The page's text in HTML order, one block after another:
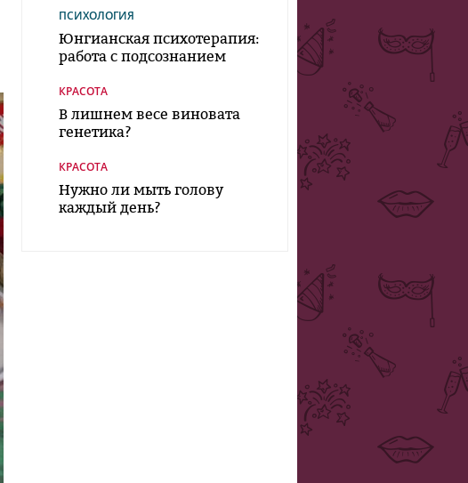
ПСИХОЛОГИЯ
Юнгианская психотерапия:
работа с подсознанием
КРАСОТА
В лишнем весе виновата
генетика?
КРАСОТА
Нужно ли мыть голову
каждый день?